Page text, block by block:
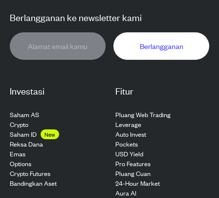
Investasi
Saham AS
Crypto
Saham ID
New
Reksa Dana
Emas
Options
Crypto Futures
Bandingkan Aset
Fitur
Pluang Web Trading
Leverage
Auto Invest
Pockets
USD Yield
Pro Features
Pluang Cuan
24-Hour Market
Aura AI
Berlangganan ke newsletter kami
Berlangganan